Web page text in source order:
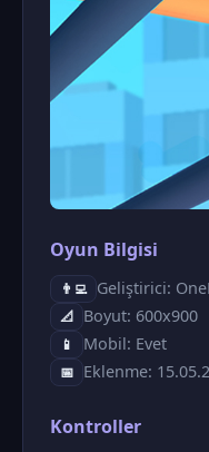
Oyun Bilgisi
👨‍💻 Geliştirici:
📐 Boyut: 600x900
📱 Mobil: Evet
📅 Eklenme:
Kontroller